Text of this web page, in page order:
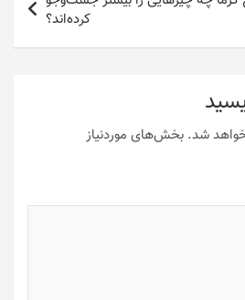
کرده‌اند؟
شد. بخش‌های موردنیاز